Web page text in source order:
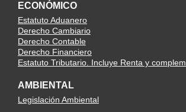
ECONÓMICO
Estatuto Aduanero
Derecho Cambiario
Derecho Contable
Derecho Financiero
Estatuto Tributario. Incluye Renta y
AMBIENTAL
Legislación Ambiental